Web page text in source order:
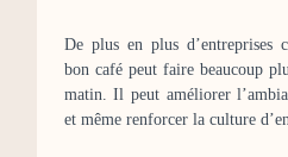
De plus en plus d’entreprises
bon café peut faire beaucoup
matin. Il peut améliorer
et même renforcer la culture